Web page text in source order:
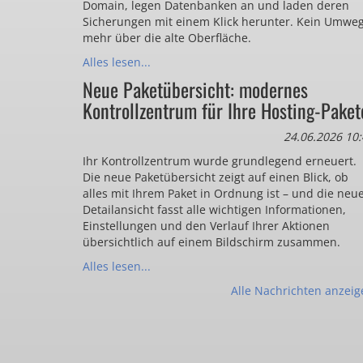
Domain, legen Datenbanken an und laden deren
Sicherungen mit einem Klick herunter. Kein
mehr über die alte Oberfläche.
Alles lesen...
Neue Paketübersicht: modernes
Kontrollzentrum für Ihre Hosting-
24.06.2026
Ihr Kontrollzentrum wurde grundlegend erneuert.
Die neue Paketübersicht zeigt auf einen Blick, ob
alles mit Ihrem Paket in Ordnung ist – und die neue
Detailansicht fasst alle wichtigen Informationen,
Einstellungen und den Verlauf Ihrer Aktionen
übersichtlich auf einem Bildschirm zusammen.
Alles lesen...
Alle Nachrichten